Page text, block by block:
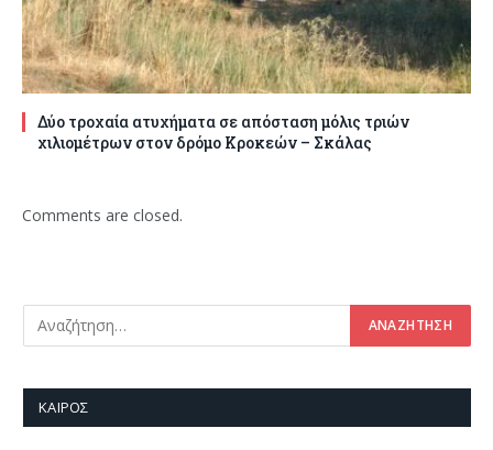
Δύο τροχαία ατυχήματα σε απόσταση μόλις τριών
χιλιομέτρων στον δρόμο Κροκεών – Σκάλας
Comments are closed.
ΚΑΙΡΌΣ